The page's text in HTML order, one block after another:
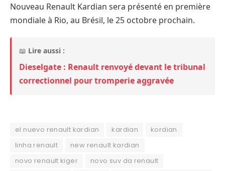
Nouveau Renault Kardian sera présenté en première
mondiale à Rio, au Brésil, le 25 octobre prochain.
📖 Lire aussi :
Dieselgate : Renault renvoyé devant le tribunal
correctionnel pour tromperie aggravée
el nuevo renault kardian kardian
kordian
linha renault
new renault kardian
novo renault kiger
novo suv da renault